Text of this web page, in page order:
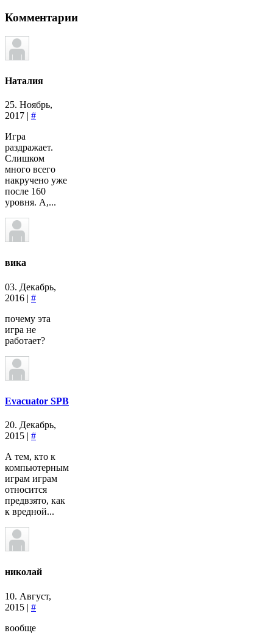
Комментарии
Наталия
25. Ноябрь,
2017 | #
Игра
раздражает.
Слишком
много всего
накручено уже
после 160
уровня. А,...
вика
03. Декабрь,
2016 | #
почему эта
игра не
работает?
Evacuator SPB
20. Декабрь,
2015 | #
А тем, кто к
компьютерным
играм играм
относится
предвзято, как
к вредной...
николай
10. Август,
2015 | #
вообще